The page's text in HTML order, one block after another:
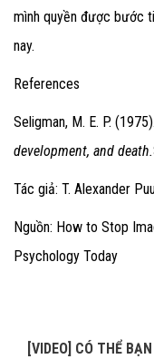
mình quyền được bước
nay.
References
Seligman, M. E. P. (1975).
development, and death.
Tác giả: T. Alexander
Nguồn: How to Stop
Psychology Today
[VIDEO] CÓ THỂ